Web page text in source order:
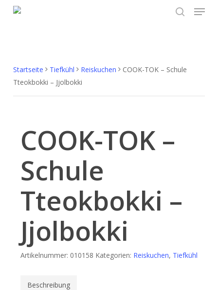
Menu
Startseite Tiefkühl Reiskuchen
COOK-TOK – Schule
Tteokbokki – Jjolbokki
COOK-TOK –
Schule
Tteokbokki –
Jjolbokki
Artikelnummer: 010158 Kategorien: Reiskuchen, Tiefkühl
Beschreibung